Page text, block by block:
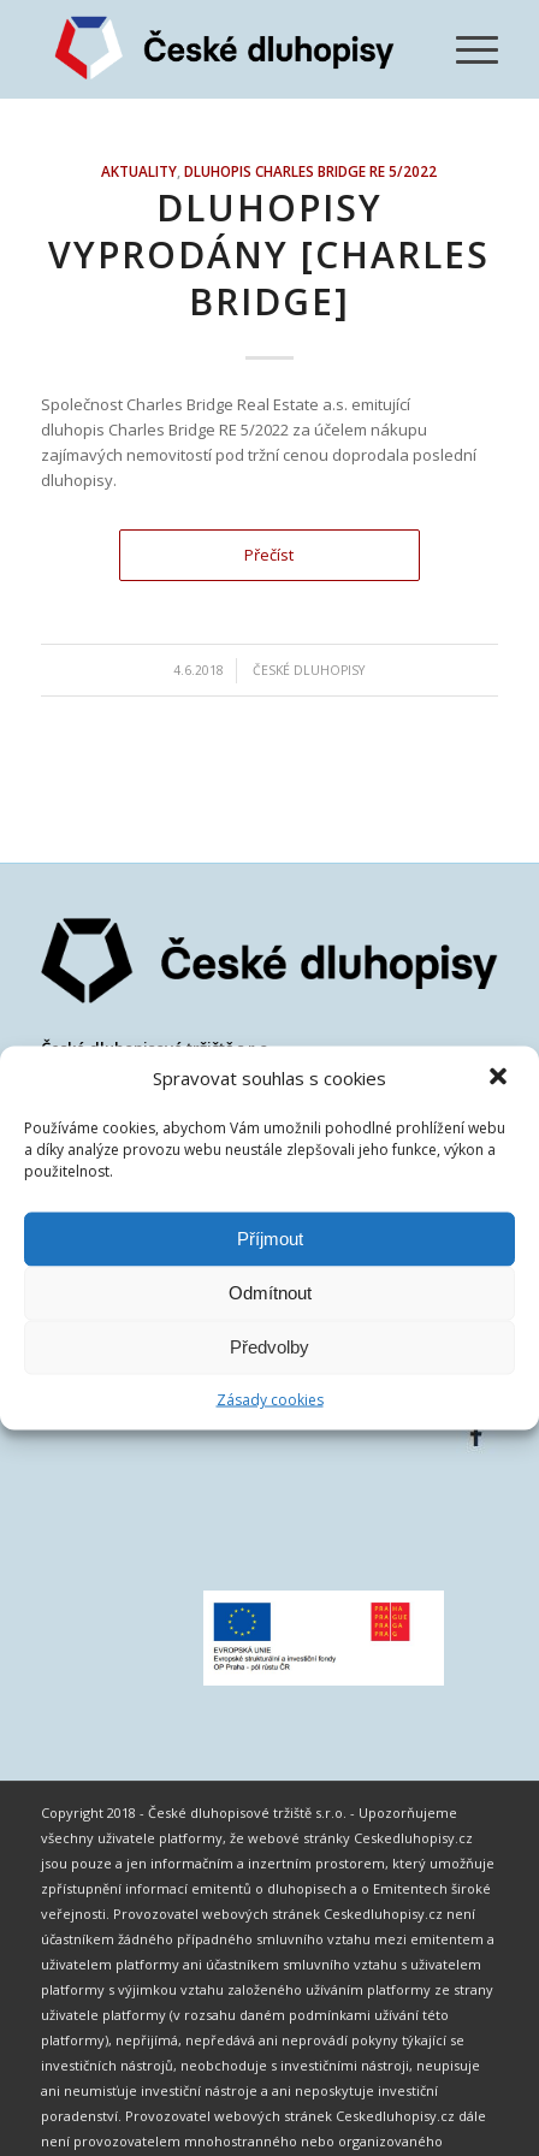
Spravovat souhlas s cookies
Používáme cookies, abychom Vám umožnili pohodlné prohlížení webu
a díky analýze provozu webu neustále zlepšovali jeho funkce, výkon a
použitelnost.
Příjmout
Odmítnout
Předvolby
Zásady cookies
AKTUALITY ,DLUHOPIS CHARLES BRIDGE RE 5/2022
DLUHOPISY
VYPRODÁNY [CHARLES
BRIDGE]
Společnost Charles Bridge Real Estate a.s. emitující
dluhopis Charles Bridge RE 5/2022 za účelem nákupu
zajímavých nemovitostí pod tržní cenou doprodala poslední
dluhopisy.
Přečíst
4.6.2018 ČESKÉ DLUHOPISY
České dluhopisové tržiště s.r.o.
Centrála společnosti:Francouzská 75/4, 12000 Praha
Telefon:+420 770 163 226
Copyright 2018 - České dluhopisové tržiště s.r.o. - Upozorňujeme
všechny uživatele platformy, že webové stránky Ceskedluhopisy.cz
jsou pouze a jen informačním a inzertním prostorem, který umožňuje
zpřístupnění informací emitentů o dluhopisech a o Emitentech široké
veřejnosti. Provozovatel webových stránek Ceskedluhopisy.cz není
účastníkem žádného případného smluvního vztahu mezi emitentem a
uživatelem platformy ani účastníkem smluvního vztahu s uživatelem
platformy s výjimkou vztahu založeného užíváním platformy ze strany
uživatele platformy (v rozsahu daném podmínkami užívání této
platformy), nepřijímá, nepředává ani neprovádí pokyny týkající se
investičních nástrojů, neobchoduje s investičními nástroji, neupisuje
ani neumisťuje investiční nástroje a ani neposkytuje investiční
poradenství. Provozovatel webových stránek Ceskedluhopisy.cz dále
není provozovatelem mnohostranného nebo organizovaného